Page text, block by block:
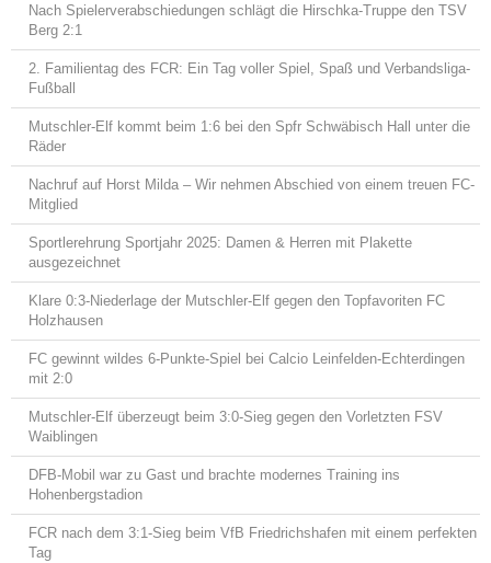
Nach Spielerverabschiedungen schlägt die Hirschka-Truppe den TSV
Berg 2:1
2. Familientag des FCR: Ein Tag voller Spiel, Spaß und Verbandsliga-
Fußball
Mutschler-Elf kommt beim 1:6 bei den Spfr Schwäbisch Hall unter die
Räder
Nachruf auf Horst Milda – Wir nehmen Abschied von einem treuen FC-
Mitglied
Sportlerehrung Sportjahr 2025: Damen & Herren mit Plakette
ausgezeichnet
Klare 0:3-Niederlage der Mutschler-Elf gegen den Topfavoriten FC
Holzhausen
FC gewinnt wildes 6-Punkte-Spiel bei Calcio Leinfelden-Echterdingen
mit 2:0
Mutschler-Elf überzeugt beim 3:0-Sieg gegen den Vorletzten FSV
Waiblingen
DFB-Mobil war zu Gast und brachte modernes Training ins
Hohenbergstadion
FCR nach dem 3:1-Sieg beim VfB Friedrichshafen mit einem perfekten
Tag